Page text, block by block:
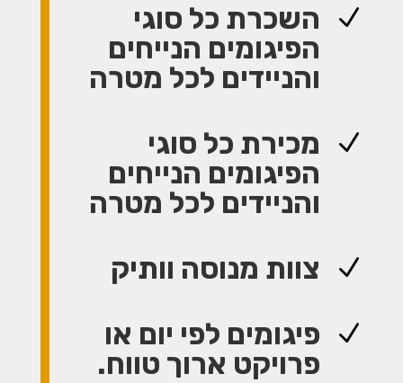
N
השכרת כל סוגי
הפיגומים הנייחים
והניידים לכל מטרה
N
מכירת כל סוגי
הפיגומים הנייחים
והניידים לכל מטרה
N צוות מנוסה וותיק
N
פיגומים לפי יום או
פרויקט ארוך טווח.